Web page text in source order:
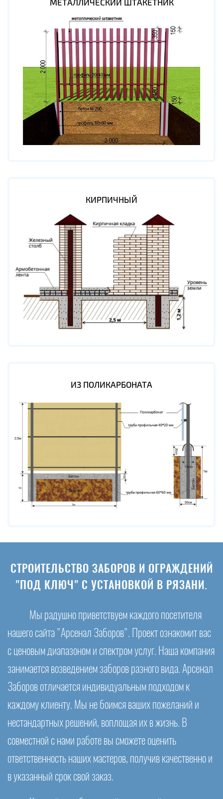
КИРПИЧНЫЙ
ИЗ ПОЛИКАРБОНАТА
СТРОИТЕЛЬСТВО ЗАБОРОВ И ОГРАЖДЕНИЙ
"ПОД КЛЮЧ" С УСТАНОВКОЙ В РЯЗАНИ.
Мы радушно приветствуем каждого посетителя
нашего сайта "Арсенал Заборов". Проект ознакомит вас
с ценовым диапазоном и спектром услуг. Наша компания
занимается возведением заборов разного вида. Арсенал
Заборов отличается индивидуальным подходом к
каждому клиенту. Мы не боимся ваших пожеланий и
нестандартных решений, воплощая их в жизнь. В
совместной с нами работе вы сможете оценить
ответственность наших мастеров, получив качественно и
в указанный срок свой заказ.